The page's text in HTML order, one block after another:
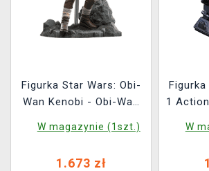
Figurka Star Wars: Obi-
Wan Kenobi - Obi-Wan
1/6 (Hot Toys)
W magazynie (1szt.)
1.673 zł
Figurka
1
W